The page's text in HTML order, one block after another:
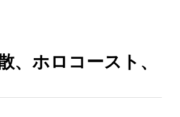
ホロコースト、